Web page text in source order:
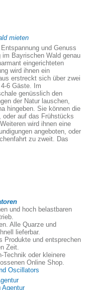
mieten
und Genuss
Bayrischen Wald genau
eingerichteten
wird ihnen ein
erstreckt sich über zwei
6 Gäste. Im
genüsslich den
der Natur lauschen,
hingeben. Sie können die
oder auf das Frühstücks
wird ihnen eine
angeboten, oder
zu zweit. Das
und hoch belastbaren
Alle Quarze und
lieferbar.
Produkte und entsprechen
Zeit.
Technik oder kleinere
Online Shop.
Oscillators
Agentur